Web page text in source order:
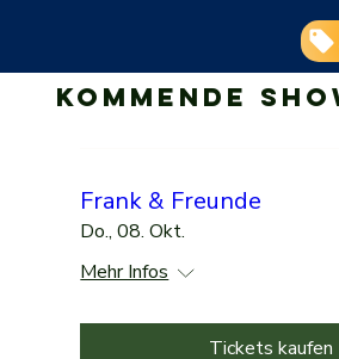
Kommende
Frank & Freunde
Do., 08. Okt.
Mehr Infos
Tickets kaufen